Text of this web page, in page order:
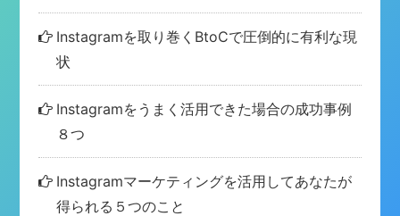
Instagramを取り巻くBtoCで圧倒的に有利な現
状
Instagramをうまく活用できた場合の成功事例
８つ
Instagramマーケティングを活用してあなたが
得られる５つのこと